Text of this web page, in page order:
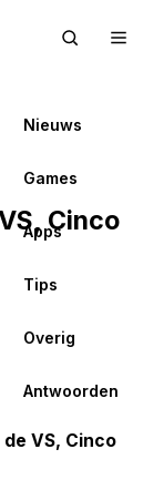
Nieuws
Games
Apps
Tips
Overig
Antwoorden
Cinco
VS, Cinco